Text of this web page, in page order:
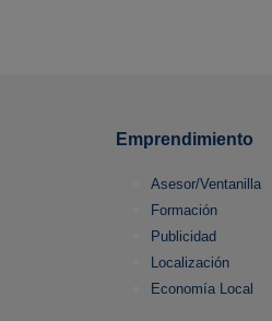
Emprendimiento
Asesor/Ventanilla
Formación
Publicidad
Localización
Economía Local